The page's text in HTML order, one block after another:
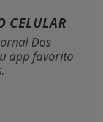
CELULAR
Dos
app favorito